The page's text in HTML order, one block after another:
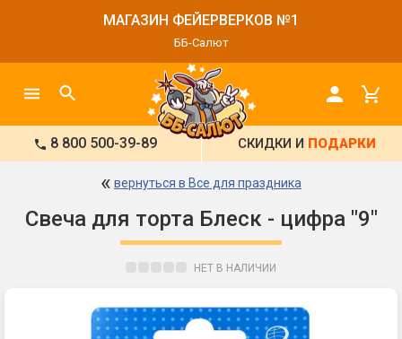
МАГАЗИН ФЕЙЕРВЕРКОВ №1
ББ-Салют
8 800 500-39-89 СКИДКИ И ПОДАРКИ
« вернуться в Все для праздника
Свеча для торта Блеск - цифра "9"
НЕТ В НАЛИЧИИ